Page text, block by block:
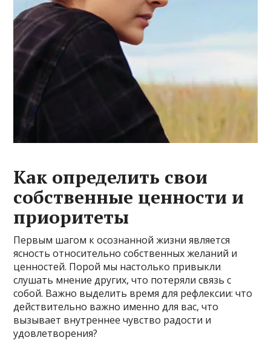
Как определить свои
собственные ценности и
приоритеты
Первым шагом к осознанной жизни является
ясность относительно собственных желаний и
ценностей. Порой мы настолько привыкли
слушать мнение других, что потеряли связь с
собой. Важно выделить время для рефлексии: что
действительно важно именно для вас, что
вызывает внутреннее чувство радости и
удовлетворения?